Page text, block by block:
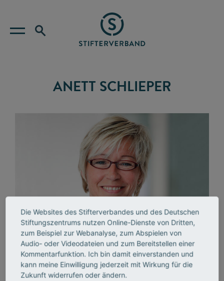
ANETT SCHLIEPER
Anett Schlieper ist Stiftungsmanagerin im Team
"Wissenschaft, Umwelt, Kultur und Internationales" im
Deutschen Stiftungszentrum.
T 0201 8401-146
Die Websites des Stifterverbandes und des Deutschen
Stiftungszentrums nutzen Online-Dienste von Dritten,
zum Beispiel zur Webanalyse, zum Abspielen von
Audio- oder Videodateien und zum Bereitstellen einer
Kommentarfunktion. Ich bin damit einverstanden und
kann meine Einwilligung jederzeit mit Wirkung für die
Zukunft widerrufen oder ändern.